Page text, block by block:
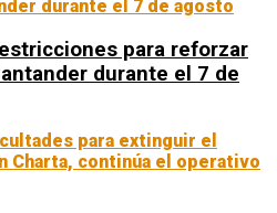
para reforzar
durante el 7 de